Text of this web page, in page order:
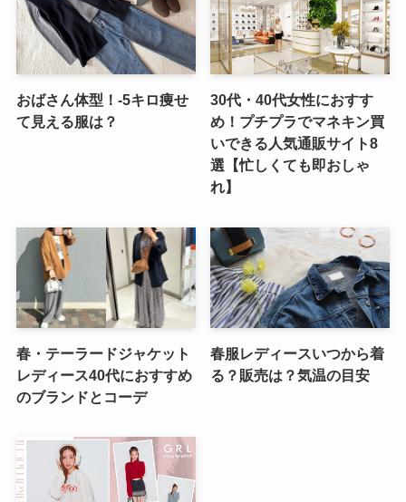
おばさん体型！-5キロ痩せ
て見える服は？
30代・40代女性におすす
め！プチプラでマネキン買
いできる人気通販サイト8
選【忙しくても即おしゃ
れ】
春・テーラードジャケット
レディース40代におすすめ
のブランドとコーデ
春服レディースいつから着
る？販売は？気温の目安